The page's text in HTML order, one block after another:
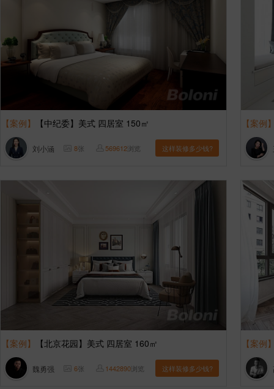
【案例】 【中纪委】美式 四居室 150㎡
刘小涵 8张 569612浏览 这样装修多少钱?
【案例
【案例】 【北京花园】美式 四居室 160㎡
魏勇强 6张 1442890浏览 这样装修多少钱?
【案例